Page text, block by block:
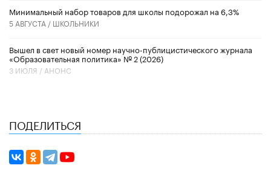
Минимальный набор товаров для школы подорожал на 6,3%
5 АВГУСТА / ШКОЛЬНИКИ
Вышел в свет новый номер научно-публицистического журнала
«Образовательная политика» № 2 (2026)
3 ИЮЛЯ / АНОНС
ПОДЕЛИТЬСЯ